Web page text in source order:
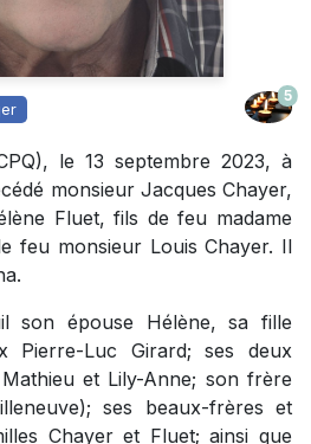
5
le 13 septembre 2023, à
monsieur Jacques Chayer,
Fluet, fils de feu madame
feu monsieur Louis Chayer. Il
son épouse Hélène, sa fille
Pierre-Luc Girard; ses deux
et Lily-Anne; son frère
ses beaux-frères et
Chayer et Fluet; ainsi que